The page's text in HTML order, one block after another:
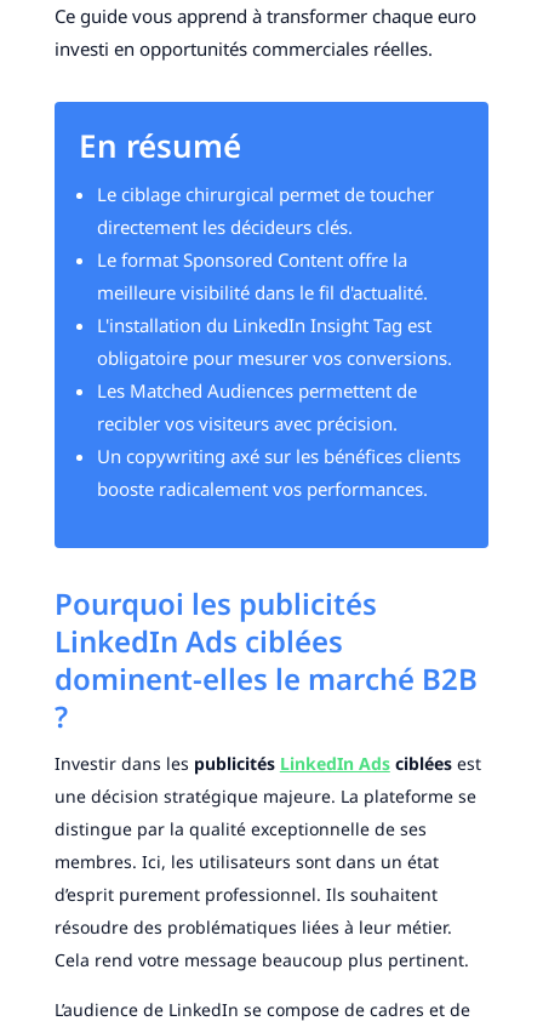
Ce guide vous apprend à transformer chaque euro
investi en opportunités commerciales réelles.
En résumé
Le ciblage chirurgical permet de toucher
directement les décideurs clés.
Le format Sponsored Content offre la
meilleure visibilité dans le fil d'actualité.
L'installation du LinkedIn Insight Tag est
obligatoire pour mesurer vos conversions.
Les Matched Audiences permettent de
recibler vos visiteurs avec précision.
Un copywriting axé sur les bénéfices clients
booste radicalement vos performances.
Pourquoi les publicités
LinkedIn Ads ciblées
dominent-elles le marché B2B
?
Investir dans les publicités LinkedIn Adscibléesest
une décision stratégique majeure. La plateforme se
distingue par la qualité exceptionnelle de ses
membres. Ici, les utilisateurs sont dans un état
d’esprit purement professionnel. Ils souhaitent
résoudre des problématiques liées à leur métier.
Cela rend votre message beaucoup plus pertinent.
L’audience de LinkedIn se compose de cadres et de